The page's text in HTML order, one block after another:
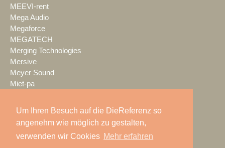
Um Ihren Besuch auf die DieReferenz so
angenehm wie möglich zu gestalten,
verwenden wir Cookies Mehr erfahren
MEEVI-rent
Mega Audio
Megaforce
MEGATECH
Merging Technologies
Mersive
Meyer Sound
Miet-pa
Ministry of Light
Mitsubishi Electric
MKM Event Show Technik